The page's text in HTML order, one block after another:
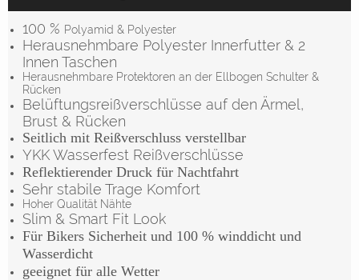
100 % Polyamid & Polyester
Herausnehmbare Polyester Innerfutter & 2
Innen Taschen
Herausnehmbare Protektoren an der Ellbogen Schulter &
Rücken
Belüftungsreißverschlüsse auf den Ärmel,
Brust & Rücken
Seitlich mit Reißverschluss verstellbar
YKK Wasserfest Reißverschlüsse
Reflektierender Druck für Nachtfahrt
Sehr stabile Trage Komfort
Hoher Qualität Nähte
Slim & Smart Fit Look
Für Bikers Sicherheit und 100 % winddicht und
Wasserdicht
geeignet für alle Wetter